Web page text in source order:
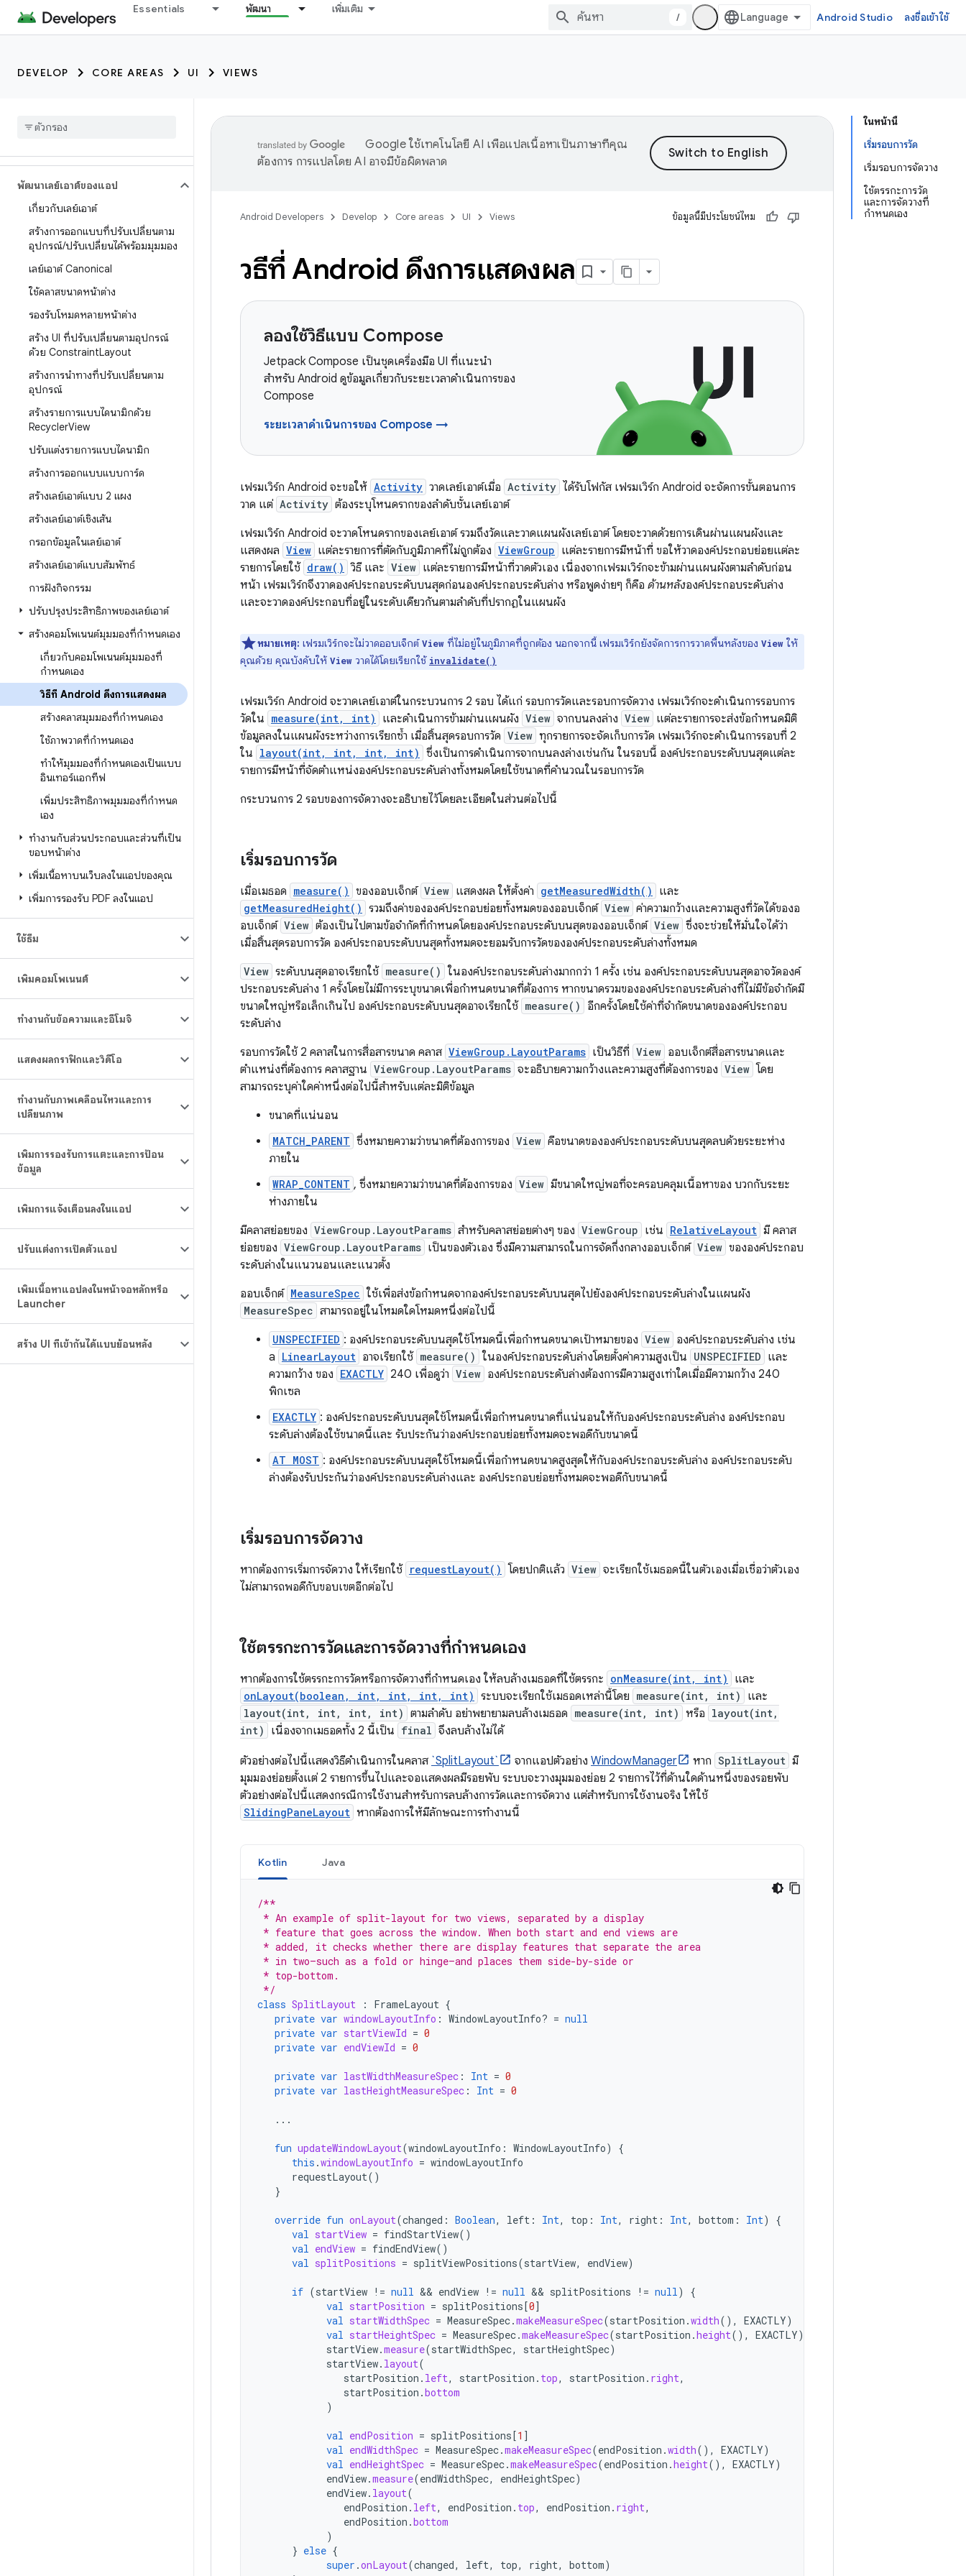
Essentials พัฒนา เพิ่มเติม
/ Android Studio ลงชื่อเข้าใช้
DEVELOP CORE AREAS UI VIEWS
พัฒนาเลย์เอาต์ของแอป
เกี่ยวกับเลย์เอาต์
สร้างการออกแบบที่ปรับเปลี่ยนตาม
อุปกรณ์/ปรับเปลี่ยนได้พร้อมมุมมอง
เลย์เอาต์ Canonical
ใช้คลาสขนาดหน้าต่าง
รองรับโหมดหลายหน้าต่าง
สร้าง UI ที่ปรับเปลี่ยนตามอุปกรณ์
ด้วย ConstraintLayout
สร้างการนําทางที่ปรับเปลี่ยนตาม
อุปกรณ์
สร้างรายการแบบไดนามิกด้วย
RecyclerView
ปรับแต่งรายการแบบไดนามิก
สร้างการออกแบบแบบการ์ด
สร้างเลย์เอาต์แบบ 2 แผง
สร้างเลย์เอาต์เชิงเส้น
กรอกข้อมูลในเลย์เอาต์
สร้างเลย์เอาต์แบบสัมพัทธ์
การฝังกิจกรรม
ปรับปรุงประสิทธิภาพของเลย์เอาต์
สร้างคอมโพเนนต์มุมมองที่กำหนดเอง
เกี่ยวกับคอมโพเนนต์มุมมองที่
กำหนดเอง
วิธีที่ Android ดึงการแสดงผล
สร้างคลาสมุมมองที่กำหนดเอง
ใช้ภาพวาดที่กำหนดเอง
ทำให้มุมมองที่กำหนดเองเป็นแบบ
อินเทอร์แอกทีฟ
เพิ่มประสิทธิภาพมุมมองที่กำหนด
เอง
ทำงานกับส่วนประกอบและส่วนที่เป็น
ขอบหน้าต่าง
เพิ่มเนื้อหาบนเว็บลงในแอปของคุณ
เพิ่มการรองรับ PDF ลงในแอป
ใช้ธีม
เพิ่มคอมโพเนนต์
ทำงานกับข้อความและอีโมจิ
แสดงผลกราฟิกและวิดีโอ
ทำงานกับภาพเคลื่อนไหวและการ
เปลี่ยนภาพ
เพิ่มการรองรับการแตะและการป้อน
ข้อมูล
เพิ่มการแจ้งเตือนลงในแอป
ปรับแต่งการเปิดตัวแอป
เพิ่มเนื้อหาแอปลงในหน้าจอหลักหรือ
Launcher
สร้าง UI ที่เข้ากันได้แบบย้อนหลัง
ในหน้านี้
เริ่มรอบการวัด
เริ่มรอบการจัดวาง
ใช้ตรรกะการวัด
และการจัดวางที่
กำหนดเอง
Google ใช้เทคโนโลยี AI เพื่อแปลเนื้อหาเป็นภาษาที่คุณ
ต้องการ การแปลโดย AI อาจมีข้อผิดพลาด
Android Developers Develop Core areas UI Views ข้อมูลนี้มีประโยชน์ไหม
วิธีที่ Android ดึงการแสดงผล
ลองใช้วิธีแบบ Compose
Jetpack Compose เป็นชุดเครื่องมือ UI ที่แนะนำ
สำหรับ Android ดูข้อมูลเกี่ยวกับระยะเวลาดำเนินการของ
Compose
ระยะเวลาดำเนินการของ Compose →
เฟรมเวิร์ก Android จะขอให้ Activity วาดเลย์เอาต์เมื่อ Activity ได้รับโฟกัส เฟรมเวิร์ก Android จะจัดการขั้นตอนการ
วาด แต่ Activity ต้องระบุโหนดรากของลำดับชั้นเลย์เอาต์
เฟรมเวิร์ก Android จะวาดโหนดรากของเลย์เอาต์ รวมถึงวัดและวาดแผนผังเลย์เอาต์ โดยจะวาดด้วยการเดินผ่านแผนผังและ
แสดงผล View แต่ละรายการที่ตัดกับภูมิภาคที่ไม่ถูกต้อง ViewGroup แต่ละรายการมีหน้าที่ ขอให้วาดองค์ประกอบย่อยแต่ละ
รายการโดยใช้ draw() วิธี และ View แต่ละรายการมีหน้าที่วาดตัวเอง เนื่องจากเฟรมเวิร์กจะข้ามผ่านแผนผังตามลำดับก่อน
หน้า เฟรมเวิร์กจึงวาดองค์ประกอบระดับบนสุดก่อนองค์ประกอบระดับล่าง หรือพูดง่ายๆ ก็คือ ด้านหลังองค์ประกอบระดับล่าง
และจะวาดองค์ประกอบที่อยู่ในระดับเดียวกันตามลำดับที่ปรากฏในแผนผัง
หมายเหตุ: เฟรมเวิร์กจะไม่วาดออบเจ็กต์View ที่ไม่อยู่ในภูมิภาคที่ถูกต้อง นอกจากนี้ เฟรมเวิร์กยังจัดการการวาดพื้นหลังของ View ให้
คุณด้วย คุณบังคับให้ View วาดได้โดยเรียกใช้ invalidate()
เฟรมเวิร์ก Android จะวาดเลย์เอาต์ในกระบวนการ 2 รอบ ได้แก่ รอบการวัดและรอบการจัดวาง เฟรมเวิร์กจะดำเนินการรอบการ
วัดใน measure(int, int) และดำเนินการข้ามผ่านแผนผัง View จากบนลงล่าง View แต่ละรายการจะส่งข้อกำหนดมิติ
ข้อมูลลงในแผนผังระหว่างการเรียกซ้ำ เมื่อสิ้นสุดรอบการวัด View ทุกรายการจะจัดเก็บการวัด เฟรมเวิร์กจะดำเนินการรอบที่ 2
ใน layout(int, int, int, int) ซึ่งเป็นการดำเนินการจากบนลงล่างเช่นกัน ในรอบนี้ องค์ประกอบระดับบนสุดแต่ละ
รายการมีหน้าที่จัดตำแหน่งองค์ประกอบระดับล่างทั้งหมดโดยใช้ขนาดที่คำนวณในรอบการวัด
กระบวนการ 2 รอบของการจัดวางจะอธิบายไว้โดยละเอียดในส่วนต่อไปนี้
เริ่มรอบการวัด
เมื่อเมธอด measure() ของออบเจ็กต์ View แสดงผล ให้ตั้งค่า getMeasuredWidth() และ
getMeasuredHeight() รวมถึงค่าขององค์ประกอบย่อยทั้งหมดของออบเจ็กต์ View ค่าความกว้างและความสูงที่วัดได้ของอ
อบเจ็กต์ View ต้องเป็นไปตามข้อจำกัดที่กำหนดโดยองค์ประกอบระดับบนสุดของออบเจ็กต์ View ซึ่งจะช่วยให้มั่นใจได้ว่า
เมื่อสิ้นสุดรอบการวัด องค์ประกอบระดับบนสุดทั้งหมดจะยอมรับการวัดขององค์ประกอบระดับล่างทั้งหมด
View ระดับบนสุดอาจเรียกใช้ measure() ในองค์ประกอบระดับล่างมากกว่า 1 ครั้ง เช่น องค์ประกอบระดับบนสุดอาจวัดองค์
ประกอบระดับล่าง 1 ครั้งโดยไม่มีการระบุขนาดเพื่อกำหนดขนาดที่ต้องการ หากขนาดรวมขององค์ประกอบระดับล่างที่ไม่มีข้อจำกัดมี
ขนาดใหญ่หรือเล็กเกินไป องค์ประกอบระดับบนสุดอาจเรียกใช้ measure()
อีกครั้งโดยใช้ค่าที่จำกัดขนาดขององค์ประกอบ
ระดับล่าง
รอบการวัดใช้ 2 คลาสในการสื่อสารขนาด คลาส ViewGroup.LayoutParams เป็นวิธีที่ View ออบเจ็กต์สื่อสารขนาดและ
ตำแหน่งที่ต้องการ คลาสฐาน ViewGroup.LayoutParams จะอธิบายความกว้างและความสูงที่ต้องการของ View โดย
สามารถระบุค่าใดค่าหนึ่งต่อไปนี้สำหรับแต่ละมิติข้อมูล
ขนาดที่แน่นอน
MATCH_PARENT ซึ่งหมายความว่าขนาดที่ต้องการของ View คือขนาดขององค์ประกอบระดับบนสุดลบด้วยระยะห่าง
ภายใน
WRAP_CONTENT , ซึ่งหมายความว่าขนาดที่ต้องการของ View มีขนาดใหญ่พอที่จะครอบคลุมเนื้อหาของ บวกกับระยะ
ห่างภายใน
มีคลาสย่อยของ ViewGroup.LayoutParams สำหรับคลาสย่อยต่างๆ ของ ViewGroup เช่น RelativeLayout มี คลาส
ย่อยของ ViewGroup.LayoutParams เป็นของตัวเอง ซึ่งมีความสามารถในการจัดกึ่งกลางออบเจ็กต์ View ขององค์ประกอบ
ระดับล่างในแนวนอนและแนวตั้ง
ออบเจ็กต์ MeasureSpec ใช้เพื่อส่งข้อกำหนดจากองค์ประกอบระดับบนสุดไปยังองค์ประกอบระดับล่างในแผนผัง
MeasureSpec สามารถอยู่ในโหมดใดโหมดหนึ่งต่อไปนี้
UNSPECIFIED : องค์ประกอบระดับบนสุดใช้โหมดนี้เพื่อกำหนดขนาดเป้าหมายของ View องค์ประกอบระดับล่าง เช่น
a LinearLayout อาจเรียกใช้ measure() ในองค์ประกอบระดับล่างโดยตั้งค่าความสูงเป็น UNSPECIFIED และ
ความกว้าง ของ EXACTLY 240 เพื่อดูว่า View องค์ประกอบระดับล่างต้องการมีความสูงเท่าใดเมื่อมีความกว้าง 240
พิกเซล
EXACTLY : องค์ประกอบระดับบนสุดใช้โหมดนี้เพื่อกำหนดขนาดที่แน่นอนให้กับองค์ประกอบระดับล่าง องค์ประกอบ
ระดับล่างต้องใช้ขนาดนี้และ รับประกันว่าองค์ประกอบย่อยทั้งหมดจะพอดีกับขนาดนี้
AT MOST : องค์ประกอบระดับบนสุดใช้โหมดนี้เพื่อกำหนดขนาดสูงสุดให้กับองค์ประกอบระดับล่าง องค์ประกอบระดับ
ล่างต้องรับประกันว่าองค์ประกอบระดับล่างและ องค์ประกอบย่อยทั้งหมดจะพอดีกับขนาดนี้
เริ่มรอบการจัดวาง
หากต้องการเริ่มการจัดวาง ให้เรียกใช้ requestLayout() โดยปกติแล้ว View จะเรียกใช้เมธอดนี้ในตัวเองเมื่อเชื่อว่าตัวเอง
ไม่สามารถพอดีกับขอบเขตอีกต่อไป
ใช้ตรรกะการวัดและการจัดวางที่กำหนดเอง
หากต้องการใช้ตรรกะการวัดหรือการจัดวางที่กำหนดเอง ให้ลบล้างเมธอดที่ใช้ตรรกะ onMeasure(int, int) และ
onLayout(boolean, int, int, int, int) ระบบจะเรียกใช้เมธอดเหล่านี้โดย measure(int, int) และ
layout(int, int, int, int) ตามลำดับ อย่าพยายามลบล้างเมธอด measure(int, int) หรือ layout(int,
int)
เนื่องจากเมธอดทั้ง 2 นี้เป็น final จึงลบล้างไม่ได้
ตัวอย่างต่อไปนี้แสดงวิธีดำเนินการในคลาส `SplitLayout` จากแอปตัวอย่าง WindowManager หาก SplitLayout มี
มุมมองย่อยตั้งแต่ 2 รายการขึ้นไปและจอแสดงผลมีรอยพับ ระบบจะวางมุมมองย่อย 2 รายการไว้ที่ด้านใดด้านหนึ่งของรอยพับ
ตัวอย่างต่อไปนี้แสดงกรณีการใช้งานสำหรับการลบล้างการวัดและการจัดวาง แต่สำหรับการใช้งานจริง ให้ใช้
SlidingPaneLayout หากต้องการให้มีลักษณะการทำงานนี้
Kotlin Java
/**
* An example of split-layout for two views, separated by a display
* feature that goes across the window. When both start and end views are
* added, it checks whether there are display features that separate the area
* in two—such as a fold or hinge—and places them side-by-side or
* top-bottom.
*/
class SplitLayout : FrameLayout {
private var windowLayoutInfo : WindowLayoutInfo? = null
private var startViewId = 0
private var endViewId = 0
private var lastWidthMeasureSpec : Int = 0
private var lastHeightMeasureSpec : Int = 0
...
fun updateWindowLayout(windowLayoutInfo : WindowLayoutInfo)
{
this .windowLayoutInfo = windowLayoutInfo
requestLayout()
}
override fun onLayout(changed : Boolean, left : Int, top : Int, right : Int, bottom : Int)
{
val startView = findStartView()
val endView = findEndView()
val splitPositions = splitViewPositions(startView, endView)
if (startView != null && endView != null && splitPositions != null)
{
val startPosition = splitPositions[0]
val startWidthSpec = MeasureSpec.makeMeasureSpec(startPosition .width(), EXACTLY)
val startHeightSpec = MeasureSpec.makeMeasureSpec(startPosition .height(), EXACTLY)
startView.measure(startWidthSpec, startHeightSpec)
startView. layout(
startPosition . left, startPosition . top, startPosition . right,
startPosition .bottom
)
val endPosition = splitPositions[1 ]
val endWidthSpec = MeasureSpec.makeMeasureSpec(endPosition .width(), EXACTLY)
val endHeightSpec = MeasureSpec.makeMeasureSpec(endPosition .height(), EXACTLY)
endView.measure(endWidthSpec, endHeightSpec)
endView. layout(
endPosition . left, endPosition . top, endPosition . right,
endPosition .bottom
)
} else {
super .onLayout(changed, left, top, right, bottom)